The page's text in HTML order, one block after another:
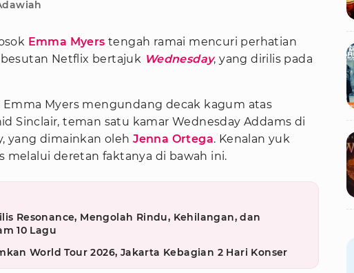
Emma Myers tengah ramai mencuri perhatian
besutan Netflix bertajuk Wednesday, yang dirilis pada
Emma Myers mengundang decak kagum atas
Sinclair, teman satu kamar Wednesday Addams di
yang dimainkan olehJenna Ortega. Kenalan yuk
melalui deretan faktanya di bawah ini.
Resonance, Mengolah Rindu, Kehilangan, dan
10 Lagu
World Tour 2026, Jakarta Kebagian 2 Hari Konser